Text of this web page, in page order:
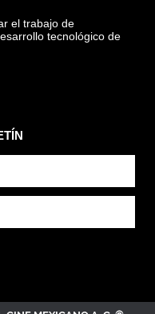
el trabajo de
tecnológico de